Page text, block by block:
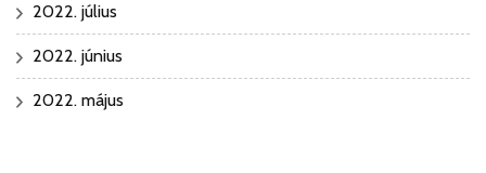
2022. július
2022. június
2022. május